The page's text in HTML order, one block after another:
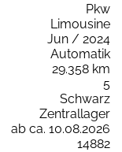
Pkw
Limousine
Jun / 2024
Automatik
29.358 km
5
Schwarz
Zentrallager
ab ca. 10.08.2026
14882